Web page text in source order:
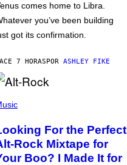
comes home to Libra.
you’ve been building
got its confirmation.
7 HORASPOR ASHLEY FIKE
For the Perfect
Rock Mixtape for
Boo? I Made It for